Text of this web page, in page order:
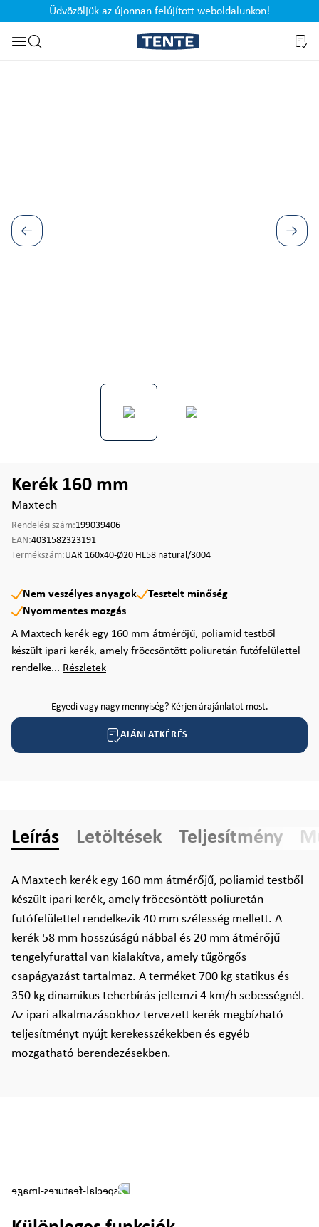
Ugrás a kereséshez
Üdvözöljük az újonnan felújított weboldalunkon!
Kerék 160 mm
Maxtech
Rendelési szám:199039406
EAN:4031582323191
Termékszám:UAR 160x40-Ø20 HL58 natural/3004
Nem veszélyes anyagok
Tesztelt minőség
Nyommentes mozgás
A Maxtech kerék egy 160 mm átmérőjű, poliamid testből
készült ipari kerék, amely fröccsöntött poliuretán futófelülettel
rendelke... Részletek
Egyedi vagy nagy mennyiség? Kérjen árajánlatot most.
AJÁNLATKÉRÉS
Leírás Letöltések Teljesítmény
A Maxtech kerék egy 160 mm átmérőjű, poliamid testből
készült ipari kerék, amely fröccsöntött poliuretán
futófelülettel rendelkezik 40 mm szélesség mellett. A
kerék 58 mm hosszúságú nábbal és 20 mm átmérőjű
tengelyfurattal van kialakítva, amely tűgörgős
csapágyazást tartalmaz. A terméket 700 kg statikus és
350 kg dinamikus teherbírás jellemzi 4 km/h sebességnél.
Az ipari alkalmazásokhoz tervezett kerék megbízható
teljesítményt nyújt kerekesszékekben és egyéb
mozgatható berendezésekben.